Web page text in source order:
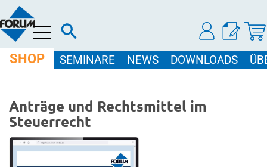
Menü
SHOP SEMINARE NEWS DOWNLOADS
Anträge und Rechtsmittel im
Steuerrecht